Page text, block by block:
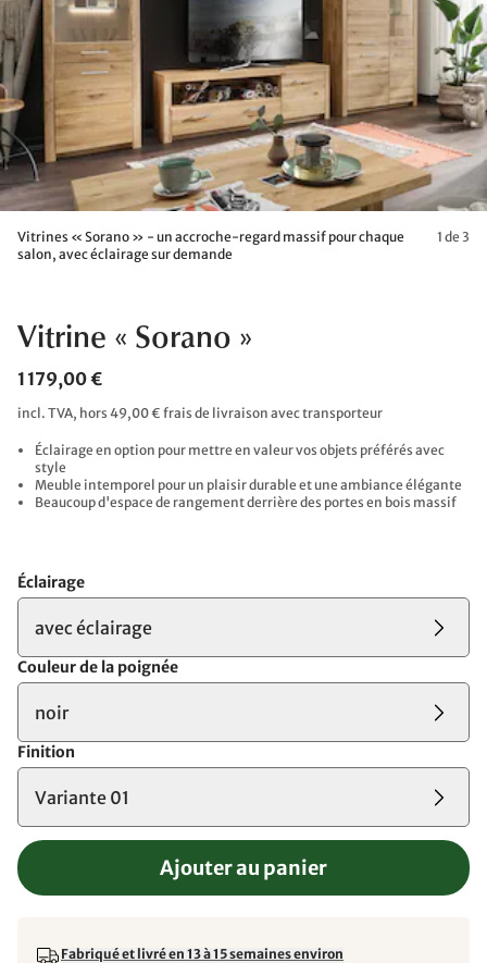
Vitrines « Sorano » - un accroche-regard massif pour chaque
salon, avec éclairage sur demande
1 de 3
Vitrine « Sorano »
1 179,00 €
incl. TVA, hors 49,00 € frais de livraison avec transporteur
Éclairage en option pour mettre en valeur vos objets préférés avec
style
Meuble intemporel pour un plaisir durable et une ambiance élégante
Beaucoup d'espace de rangement derrière des portes en bois massif
Éclairage
avec éclairage
Couleur de la poignée
noir
Finition
Variante 01
Ajouter au panier
Fabriqué et livré en 13 à 15 semaines environ